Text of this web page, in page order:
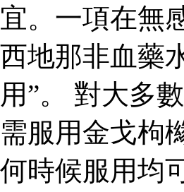
宜。一項在無
西地那非血藥
用”。 對大多
需服用金戈枸
何時候服用均